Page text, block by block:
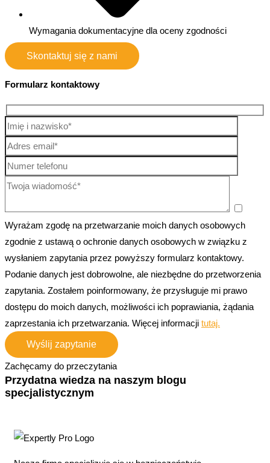
Wymagania dokumentacyjne dla oceny zgodności
Skontaktuj się z nami
Formularz kontaktowy
Wyrażam zgodę na przetwarzanie moich danych osobowych
zgodnie z ustawą o ochronie danych osobowych w związku z
wysłaniem zapytania przez powyższy formularz kontaktowy.
Podanie danych jest dobrowolne, ale niezbędne do przetworzenia
zapytania. Zostałem poinformowany, że przysługuje mi prawo
dostępu do moich danych, możliwości ich poprawiania, żądania
zaprzestania ich przetwarzania. Więcej informacji tutaj.
Zachęcamy do przeczytania
Przydatna wiedza na naszym blogu
specjalistycznym